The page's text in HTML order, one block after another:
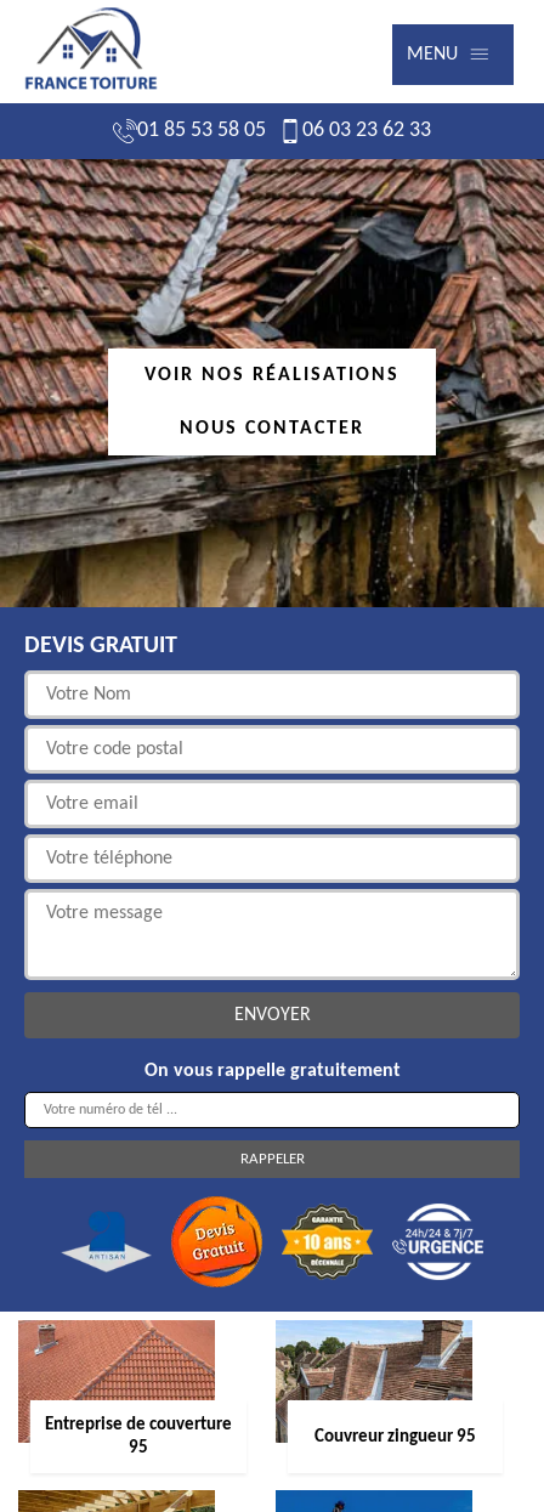
MENU
01 85 53 58 05 06 03 23 62 33
VOIR NOS RÉALISATIONS
NOUS CONTACTER
DEVIS GRATUIT
On vous rappelle gratuitement
Entreprise de couverture
95
Couvreur zingueur 95